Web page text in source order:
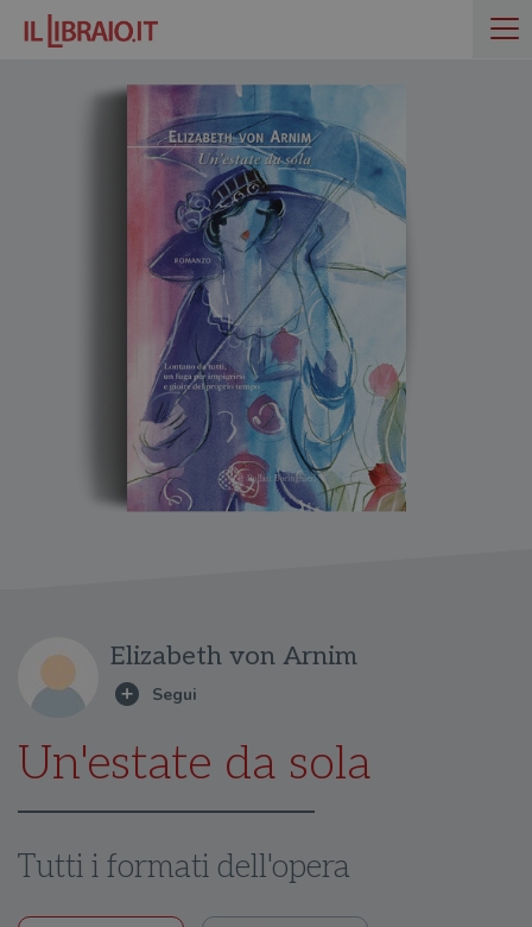
Elizabeth von Arnim
Un'estate da sola
Tutti i formati dell'opera